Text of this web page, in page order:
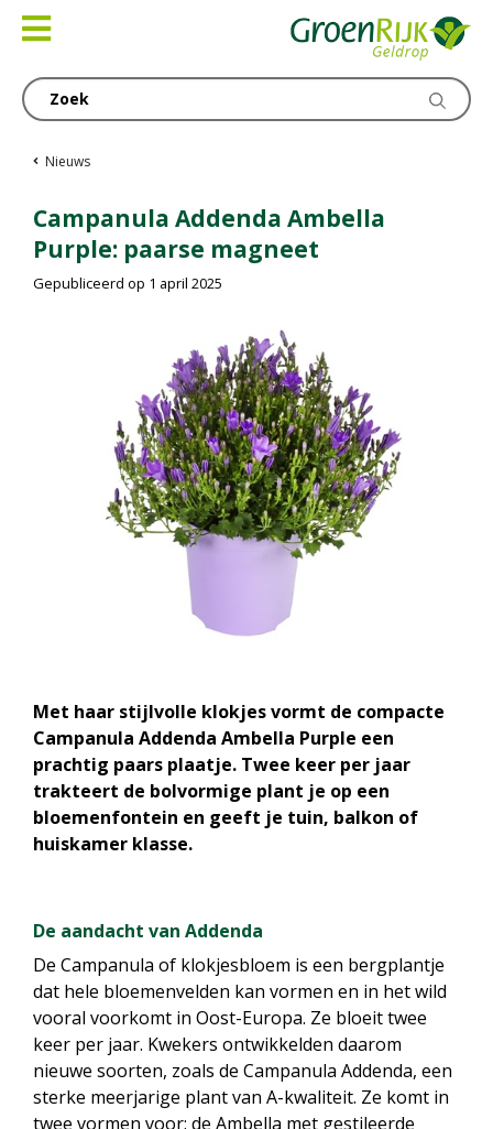
naar
Nieuws
Campanula Addenda Ambella
Purple: paarse magneet
Gepubliceerd op 1 april 2025
Met haar stijlvolle klokjes vormt de compacte
Campanula Addenda Ambella Purple een
prachtig paars plaatje. Twee keer per jaar
trakteert de bolvormige plant je op een
bloemenfontein en geeft je tuin, balkon of
huiskamer klasse.
De aandacht van Addenda
De Campanula of klokjesbloem is een bergplantje
dat hele bloemenvelden kan vormen en in het wild
vooral voorkomt in Oost-Europa. Ze bloeit twee
keer per jaar. Kwekers ontwikkelden daarom
nieuwe soorten, zoals de Campanula Addenda, een
sterke meerjarige plant van A-kwaliteit. Ze komt in
twee vormen voor: de Ambella met gestileerde